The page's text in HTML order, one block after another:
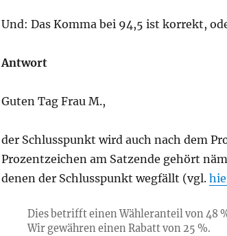
Und: Das Komma bei 94,5 ist korrekt,
Antwort
Guten Tag Frau M.,
der Schlusspunkt wird auch nach dem
Prozentzeichen am Satzende gehört
denen der Schlusspunkt wegfällt (vgl.
Dies betrifft einen Wähleranteil von 48
Wir gewähren einen Rabatt von 25 %.